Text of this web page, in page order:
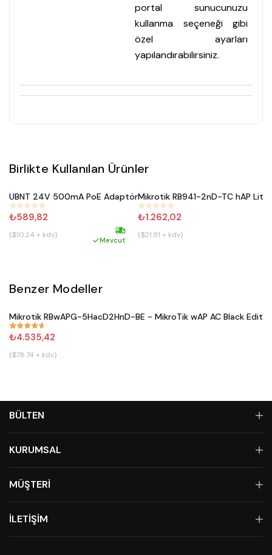
portal sunucunuzu
kullanma seçeneği gibi
özel ayarları
yapılandırabilirsiniz.
Birlikte Kullanılan Ürünler
#457
Satın Al
UBNT 24V 500mA PoE Adaptör
₺589,82
($10.24 + kdv) Hızlı kargo
Mevcut
#227
₺1.262,02
($21.91 + kdv)
Benzer Modeller
#671
Mikrotik RBwAPG-5HacD2HnD-BE - MikroTik wAP AC Black
₺4.535,42
($78.74 + kdv)
BÜLTEN
KURUMSAL
MÜŞTERİ
İLETİŞİM